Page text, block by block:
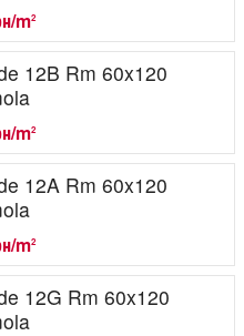
m2
12B Rm 60x120
m2
12A Rm 60x120
m2
12G Rm 60x120